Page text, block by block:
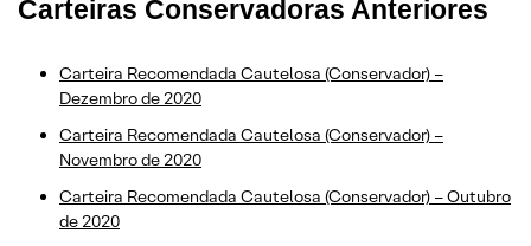
Carteiras Conservadoras Anteriores
Carteira Recomendada Cautelosa (Conservador) –
Dezembro de 2020
Carteira Recomendada Cautelosa (Conservador) –
Novembro de 2020
Carteira Recomendada Cautelosa (Conservador) – Outubro
de 2020